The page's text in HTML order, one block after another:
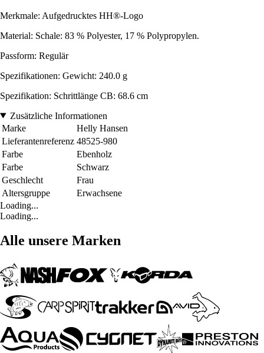
Merkmale: Aufgedrucktes HH®-Logo
Material: Schale: 83 % Polyester, 17 % Polypropylen.
Passform: Regulär
Spezifikationen: Gewicht: 240.0 g
Spezifikation: Schrittlänge CB: 68.6 cm
Zusätzliche Informationen
Marke
Helly Hansen
Lieferantenreferenz 48525-980
Farbe
Ebenholz
Farbe
Schwarz
Geschlecht
Frau
Altersgruppe
Erwachsene
Loading...
Loading...
Alle unsere Marken